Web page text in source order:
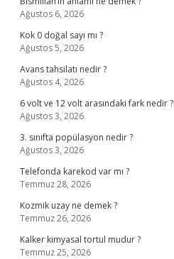
Ağustos 6, 2026
Kok 0 doğal sayı mı ?
Ağustos 5, 2026
Avans tahsilatı nedir ?
Ağustos 4, 2026
6 volt ve 12 volt arasındaki fark nedir ?
Ağustos 3, 2026
3. sınıfta popülasyon nedir ?
Ağustos 3, 2026
Telefonda karekod var mı ?
Temmuz 28, 2026
Kozmik uzay ne demek ?
Temmuz 26, 2026
Kalker kimyasal tortul mudur ?
Temmuz 25, 2026